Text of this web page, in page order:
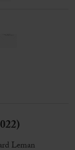
Leman